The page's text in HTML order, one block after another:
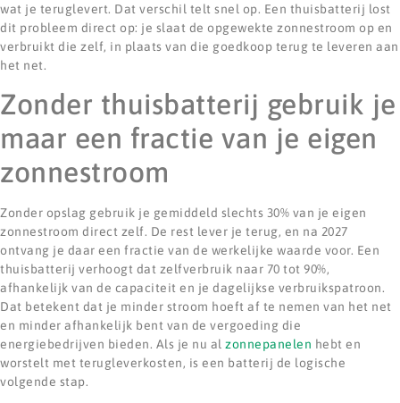
wat je teruglevert. Dat verschil telt snel op. Een thuisbatterij lost
dit probleem direct op: je slaat de opgewekte zonnestroom op en
verbruikt die zelf, in plaats van die goedkoop terug te leveren aan
het net.
Zonder thuisbatterij gebruik je
maar een fractie van je eigen
zonnestroom
Zonder opslag gebruik je gemiddeld slechts 30% van je eigen
zonnestroom direct zelf. De rest lever je terug, en na 2027
ontvang je daar een fractie van de werkelijke waarde voor. Een
thuisbatterij verhoogt dat zelfverbruik naar 70 tot 90%,
afhankelijk van de capaciteit en je dagelijkse verbruikspatroon.
Dat betekent dat je minder stroom hoeft af te nemen van het net
en minder afhankelijk bent van de vergoeding die
energiebedrijven bieden. Als je nu al zonnepanelen hebt en
worstelt met terugleverkosten, is een batterij de logische
volgende stap.